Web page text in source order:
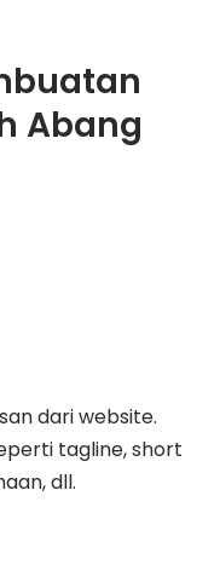
Abang
dari website.
tagline, ​short
dll.